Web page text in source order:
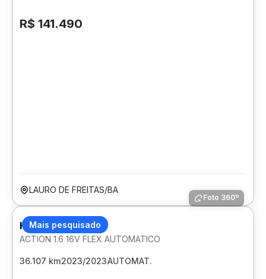
R$ 141.490
LAURO DE FREITAS/BA
Mais pesquisado
Foto 360º
HYUNDAI CRETA
ACTION 1.6 16V FLEX AUTOMATICO
36.107 km2023/2023AUTOMAT.